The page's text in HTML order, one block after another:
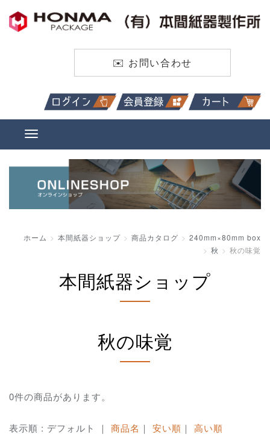
✉️ お問い合わせ
ホーム 本間紙器ショップ 商品カタログ
240mm×80mm box
秋
秋の味覚
本間紙器ショップ
秋の味覚
0件の商品があります。
表示順 : デフォルト ｜ 商品名 ｜ 安い順 ｜ 高い順